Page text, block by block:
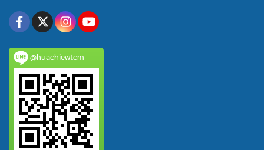
@huachiewtcm